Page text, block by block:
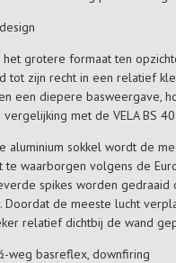
het grotere formaat ten
tot zijn recht in een relatief
een diepere basweergave,
met de VELA BS
aluminium sokkel wordt de
te waarborgen volgens de
spikes worden
Doordat de meeste lucht
relatief dichtbij de wand
weg basreflex, downfiring